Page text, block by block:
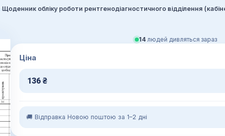
›
14 людей дивляться зараз
Ціна
136 ₴
🚚 Відправка Новою поштою за 1–2 дні